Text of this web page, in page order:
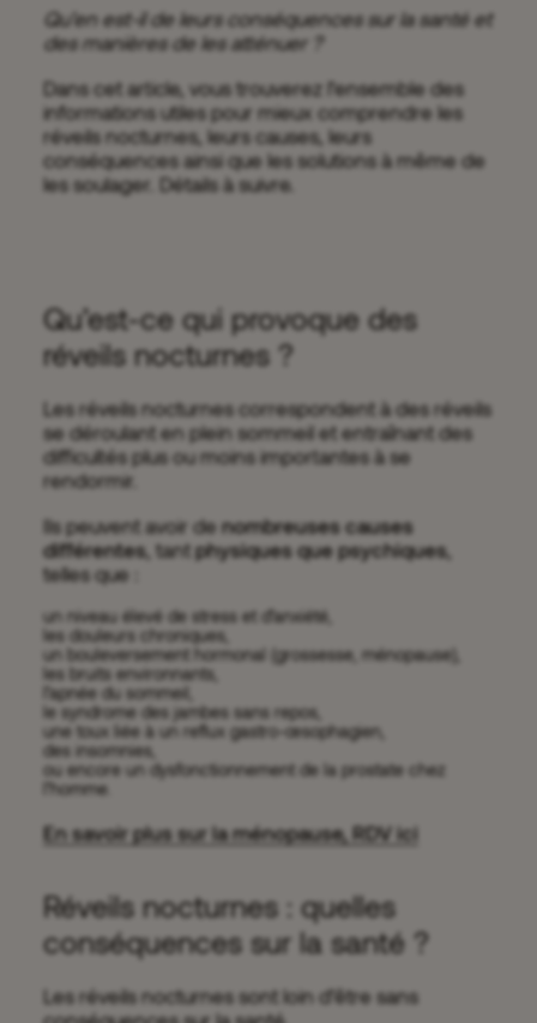
Qu’en est-il de leurs conséquences sur la santé et
des manières de les atténuer ?
Dans cet article, vous trouverez l’ensemble des
informations utiles pour mieux comprendre les
réveils nocturnes, leurs causes, leurs
conséquences ainsi que les solutions à même de
les soulager. Détails à suivre.
Qu’est-ce qui provoque des
réveils nocturnes ?
Les réveils nocturnes correspondent à des réveils
se déroulant en plein sommeil et entraînant des
difficultés plus ou moins importantes à se
rendormir.
Ils peuvent avoir denombreuses causes
différentes, tantphysiques que psychiques,
telles que :
un niveau élevé de stress et d’anxiété
les douleurs chroniques,
un bouleversement hormonal (grossesse, ménopause
les bruits environnants,
l’apnée du sommeil,
le syndrome des jambes sans repos
une toux liée à un reflux gastro-œsophagien,
des insomnies,
ou encore un dysfonctionnement de la prostate chez
l’homme.
En savoir plus sur la ménopause, RDV ici
Réveils nocturnes : quelles
conséquences sur la santé ?
Les réveils nocturnes sont loin d’être sans